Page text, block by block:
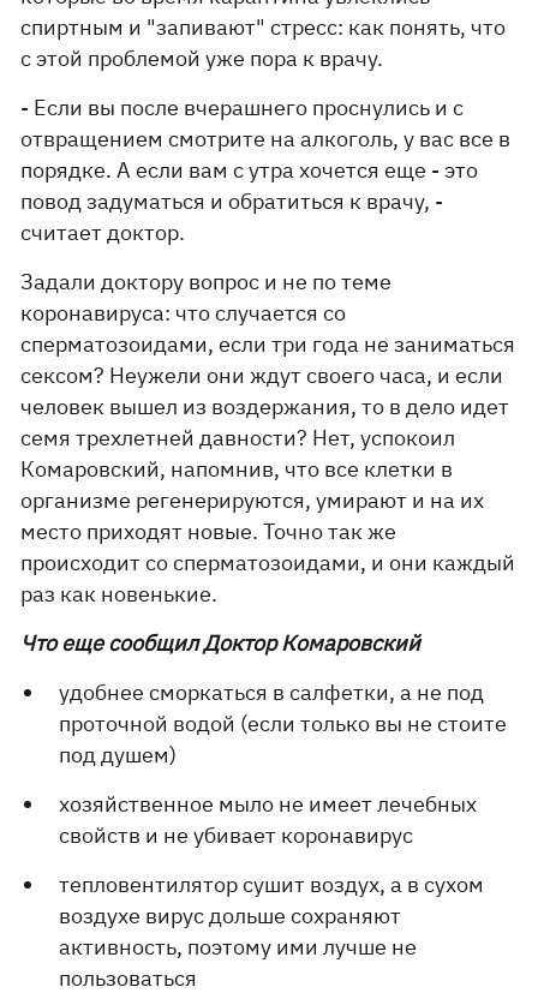
спиртным и "запивают" стресс: как понять, что
с этой проблемой уже пора к врачу.
- Если вы после вчерашнего проснулись и с
отвращением смотрите на алкоголь, у вас все в
порядке. А если вам с утра хочется еще - это
повод задуматься и обратиться к врачу, -
считает доктор.
Задали доктору вопрос и не по теме
коронавируса: что случается со
сперматозоидами, если три года не заниматься
сексом? Неужели они ждут своего часа, и если
человек вышел из воздержания, то в дело идет
семя трехлетней давности? Нет, успокоил
Комаровский, напомнив, что все клетки в
организме регенерируются, умирают и на их
место приходят новые. Точно так же
происходит со сперматозоидами, и они каждый
раз как новенькие.
Что еще сообщил Доктор Комаровский
удобнее сморкаться в салфетки, а не под
проточной водой (если только вы не стоите
под душем)
хозяйственное мыло не имеет лечебных
свойств и не убивает коронавирус
тепловентилятор сушит воздух, а в сухом
воздухе вирус дольше сохраняют
активность, поэтому ими лучше не
пользоваться